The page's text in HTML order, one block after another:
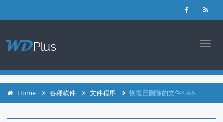
Home 各種軟件 文件程序 恢復已刪除的文件4.9.6